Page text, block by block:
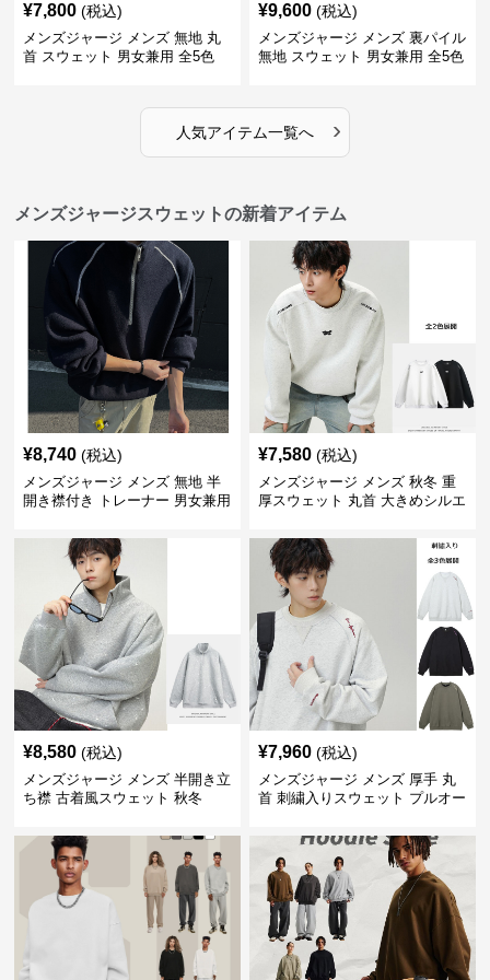
¥7,800 (税込)
メンズジャージ メンズ 無地 丸
首 スウェット 男女兼用 全5色
¥9,600 (税込)
メンズジャージ メンズ 裏パイル
無地 スウェット 男女兼用 全5色
人気アイテム一覧へ ›
メンズジャージスウェットの新着アイテム
¥8,740 (税込)
メンズジャージ メンズ 無地 半
開き襟付き トレーナー 男女兼用
¥7,580 (税込)
メンズジャージ メンズ 秋冬 重
厚スウェット 丸首 大きめシルエ
¥8,580 (税込)
メンズジャージ メンズ 半開き立
ち襟 古着風スウェット 秋冬
¥7,960 (税込)
メンズジャージ メンズ 厚手 丸
首 刺繍入りスウェット プルオー